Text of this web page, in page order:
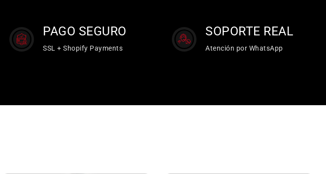
PAGO SEGURO
SSL + Shopify Payments
SOPORTE REAL
Atención por WhatsApp